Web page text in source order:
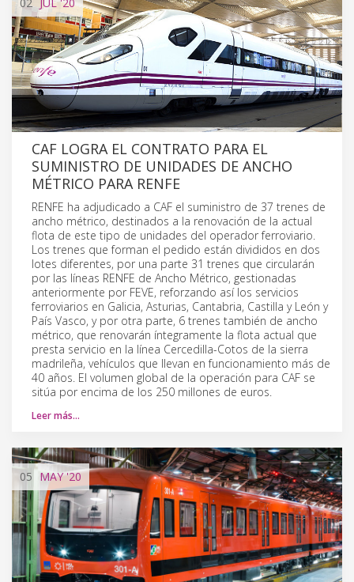
CAF LOGRA EL CONTRATO PARA EL
SUMINISTRO DE UNIDADES DE ANCHO
MÉTRICO PARA RENFE
RENFE ha adjudicado a CAF el suministro de 37 trenes de
ancho métrico, destinados a la renovación de la actual
flota de este tipo de unidades del operador ferroviario.
Los trenes que forman el pedido están divididos en dos
lotes diferentes, por una parte 31 trenes que circularán
por las líneas RENFE de Ancho Métrico, gestionadas
anteriormente por FEVE, reforzando así los servicios
ferroviarios en Galicia, Asturias, Cantabria, Castilla y León y
País Vasco, y por otra parte, 6 trenes también de ancho
métrico, que renovarán íntegramente la flota actual que
presta servicio en la línea Cercedilla-Cotos de la sierra
madrileña, vehículos que llevan en funcionamiento más de
40 años. El volumen global de la operación para CAF se
sitúa por encima de los 250 millones de euros.
Leer más…
05 MAY'20